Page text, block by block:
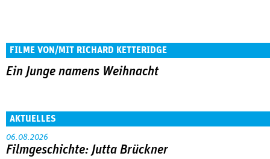
FILME VON/MIT RICHARD KETTERIDGE
Ein Junge namens Weihnacht
AKTUELLES
06.08.2026
Filmgeschichte: Jutta Brückner